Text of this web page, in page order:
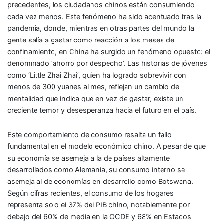
precedentes, los ciudadanos chinos están consumiendo
cada vez menos. Este fenómeno ha sido acentuado tras la
pandemia, donde, mientras en otras partes del mundo la
gente salía a gastar como reacción a los meses de
confinamiento, en China ha surgido un fenómeno opuesto: el
denominado ‘ahorro por despecho’. Las historias de jóvenes
como ‘Little Zhai Zhai’, quien ha logrado sobrevivir con
menos de 300 yuanes al mes, reflejan un cambio de
mentalidad que indica que en vez de gastar, existe un
creciente temor y desesperanza hacia el futuro en el país.
Este comportamiento de consumo resalta un fallo
fundamental en el modelo económico chino. A pesar de que
su economía se asemeja a la de países altamente
desarrollados como Alemania, su consumo interno se
asemeja al de economías en desarrollo como Botswana.
Según cifras recientes, el consumo de los hogares
representa solo el 37% del PIB chino, notablemente por
debajo del 60% de media en la OCDE y 68% en Estados